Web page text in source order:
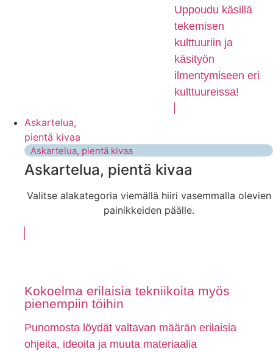
Uppoudu käsillä
tekemisen
kulttuuriin ja
käsityön
ilmentymiseen eri
kulttuureissa!
Askartelua,
pientä kivaa
Askartelua, pientä kivaa
Askartelua, pientä kivaa
Valitse alakategoria viemällä hiiri vasemmalla olevien
painikkeiden päälle.
Kokoelma erilaisia tekniikoita myös
pienempiin töihin
Punomosta löydät valtavan määrän erilaisia
ohjeita, ideoita ja muuta materiaalia